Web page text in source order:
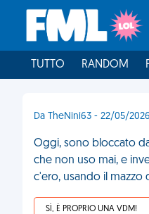
TUTTO RANDOM
Da TheNini63 - 22/05/
Oggi, sono bloccato
che non uso mai, e
c'ero, usando il mazzo
SÌ, È PROPRIO UNA VDM!